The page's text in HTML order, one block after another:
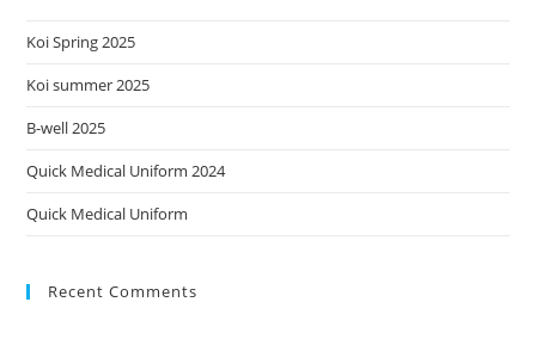
Koi Spring 2025
Koi summer 2025
B-well 2025
Quick Medical Uniform 2024
Quick Medical Uniform
Recent Comments